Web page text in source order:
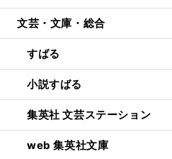
文芸・文庫・総合
すばる
小説すばる
集英社 文芸ステーション
web 集英社文庫